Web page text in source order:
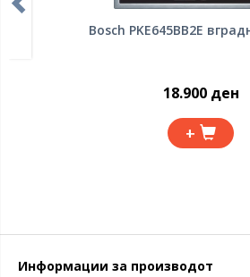
Bosch PKE645BB2E
18.900 ден
+
Информации за производот